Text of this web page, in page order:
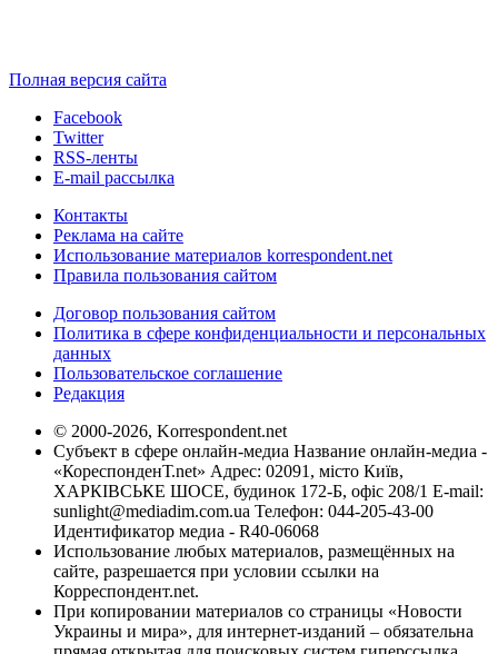
Полная версия сайта
Facebook
Twitter
RSS-ленты
E-mail рассылка
Контакты
Реклама на сайте
Использование материалов korrespondent.net
Правила пользования сайтом
Договор пользования сайтом
Политика в сфере конфиденциальности и персональных
данных
Пользовательское соглашение
Редакция
© 2000-2026, Korrespondent.net
Субъект в сфере онлайн-медиа Название онлайн-медиа -
«КореспонденТ.net» Адрес: 02091, місто Київ,
ХАРКІВСЬКЕ ШОСЕ, будинок 172-Б, офіс 208/1 E-mail:
sunlight@mediadim.com.ua Телефон: 044-205-43-00
Идентификатор медиа - R40-06068
Использование любых материалов, размещённых на
сайте, разрешается при условии ссылки на
Корреспондент.net.
При копировании материалов со страницы «Новости
Украины и мира», для интернет-изданий – обязательна